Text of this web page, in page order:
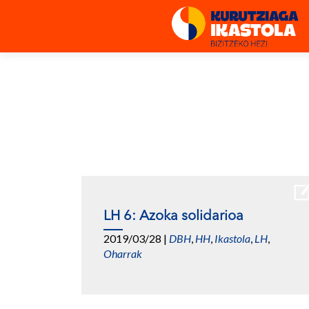
LH 6: Azoka solidarioa
2019/03/28 | DBH, HH, Ikastola, LH,
Oharrak